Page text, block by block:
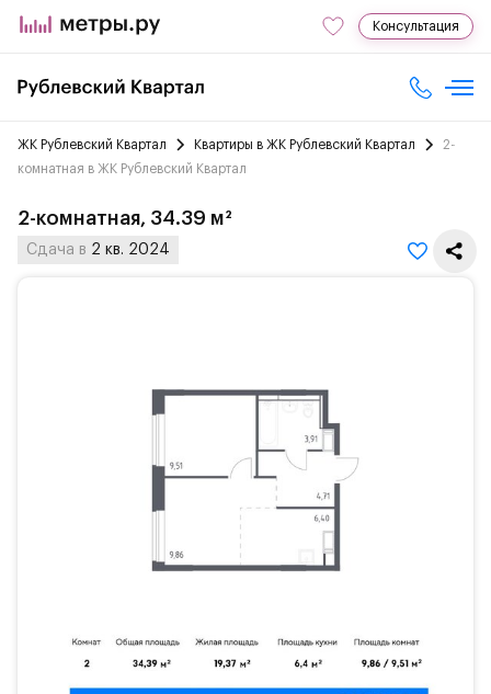
Консультация
ЖК Рублевский Квартал Квартиры в ЖК Рублевский Квартал
2-
комнатная в ЖК Рублевский Квартал
2-комнатная, 34.39 м²
Сдача в 2 кв. 2024